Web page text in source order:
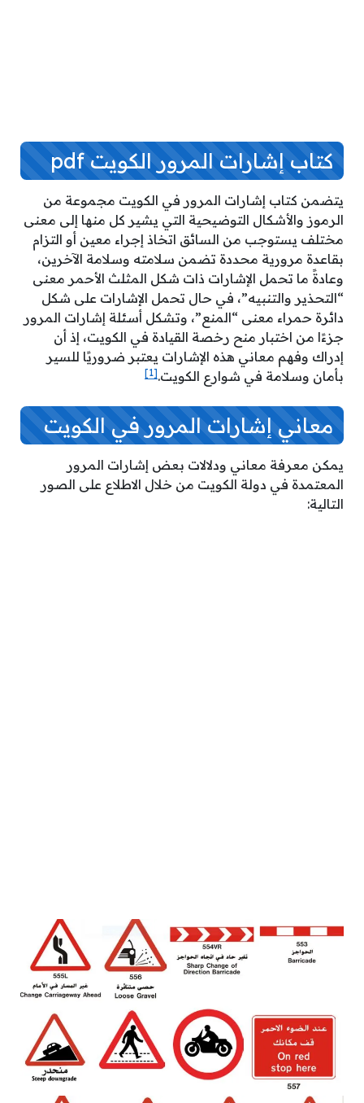
كتاب إشارات المرور الكويت pdf
يتضمن كتاب إشارات المرور في الكويت مجموعة من
الرموز والأشكال التوضيحية التي يشير كل منها إلى معنى
مختلف يستوجب من السائق اتخاذ إجراء معين أو التزام
بقاعدة مرورية محددة تضمن سلامته وسلامة الآخرين،
وعادةً ما تحمل الإشارات ذات شكل المثلث الأحمر معنى
“التحذير والتنبيه”، في حال تحمل الإشارات على شكل
دائرة حمراء معنى “المنع”، وتشكل أسئلة إشارات المرور
جزءًا من اختبار منح رخصة القيادة في الكويت، إذ أن
إدراك وفهم معاني هذه الإشارات يعتبر ضروريًا للسير
بأمان وسلامة في شوارع الكويت.[1]
معاني إشارات المرور في الكويت
يمكن معرفة معاني ودلالات بعض إشارات المرور
المعتمدة في دولة الكويت من خلال الاطلاع على الصور
التالية: